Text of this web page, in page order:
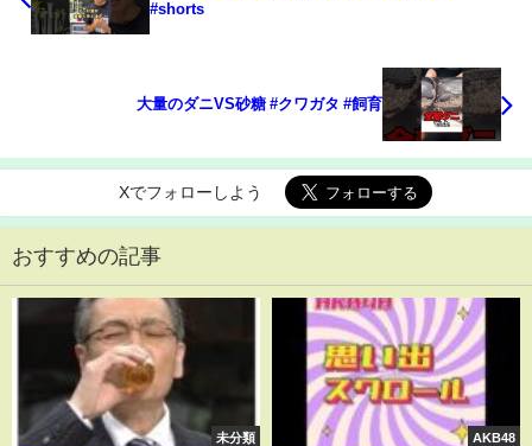
#shorts
大量のダニVS砂糖 #クワガタ #飼育
Xでフォローしよう
おすすめの記事
未分類 AKB48